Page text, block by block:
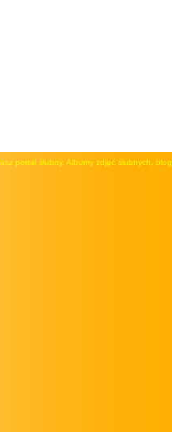
portal ślubny. Albumy zdjęć ślubnych,